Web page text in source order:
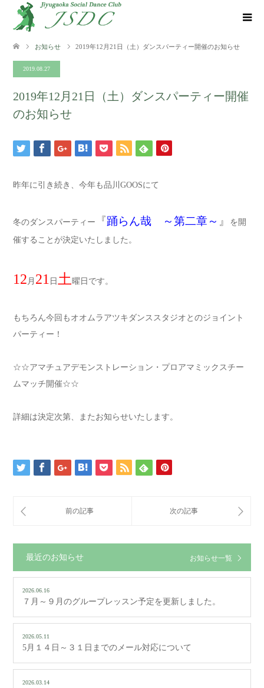
お知らせ 2019年12月21日（土）ダンスパーティー開催のお知らせ
2019.08.27
2019年12月21日（土）ダンスパーティー開催
のお知らせ
昨年に引き続き、今年も品川GOOSにて
冬のダンスパーティー 『踊らん哉 ～第二章～ 』
を開
催することが決定いたしました。
12 月 21 日 土曜日です。
もちろん今回もオオムラアツキダンススタジオとのジョイント
パーティー！
☆☆アマチュアデモンストレーション・プロアマミックスチー
ムマッチ開催☆☆
詳細は決定次第、またお知らせいたします。
最近のお知らせ お知らせ一覧
2026.06.16
７月～９月のグループレッスン予定を更新しました。
2026.05.11
5月１４日～３１日までのメール対応について
2026.03.14